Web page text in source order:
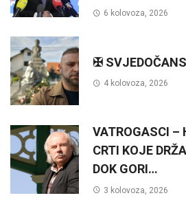
6 kolovoza, 2026
✠
4 kolovoza, 2026
VATROGASCI –
CRTI KOJE
DOK GORI…
3 kolovoza, 2026